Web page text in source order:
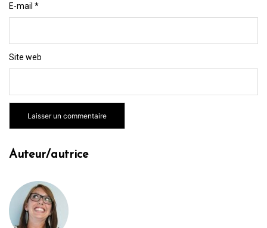
E-mail *
Site web
Auteur/autrice